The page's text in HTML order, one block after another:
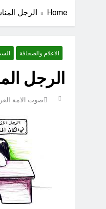
Home الرجل
الاعلام والصحافة
الرجل
صوت الامة